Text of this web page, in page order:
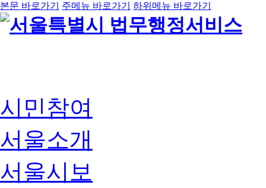
본문 바로가기 주메뉴 바로가기 하위메뉴 바로가기
시민참여
서울소개
서울시보